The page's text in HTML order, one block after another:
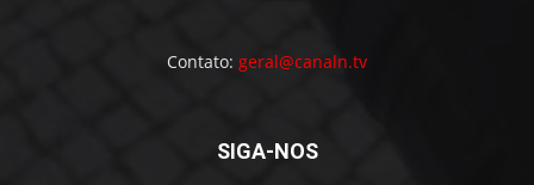
Contato: geral@canaln.tv
SIGA-NOS